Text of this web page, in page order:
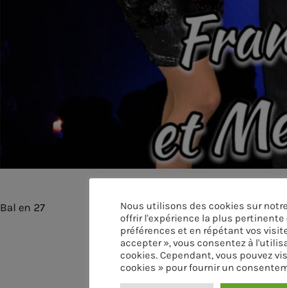
Bal en 27
Nous utilisons des cookies sur
offrir l'expérience la plus pertinente
préférences et en répétant vos
accepter », vous consentez à
cookies. Cependant, vous pouvez
cookies » pour fournir un